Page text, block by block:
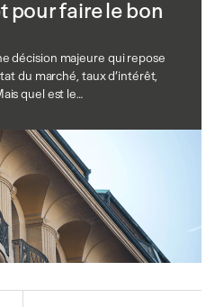
pour faire le bon
décision majeure qui repose
du marché, taux d’intérêt,
quel est le…